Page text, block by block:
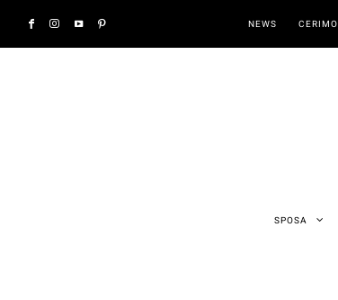
NEWS
SPOSA